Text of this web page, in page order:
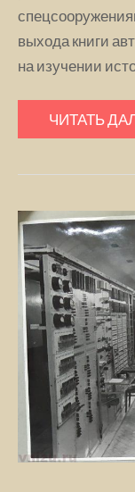
выхода книги
на изучении
ЧИТАТЬ